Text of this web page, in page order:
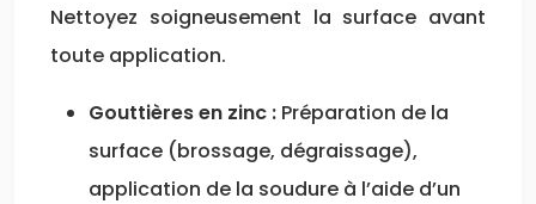
Nettoyez soigneusement la surface avant
toute application.
Gouttières en zinc : Préparation de la
surface (brossage, dégraissage),
application de la soudure à l’aide d’un